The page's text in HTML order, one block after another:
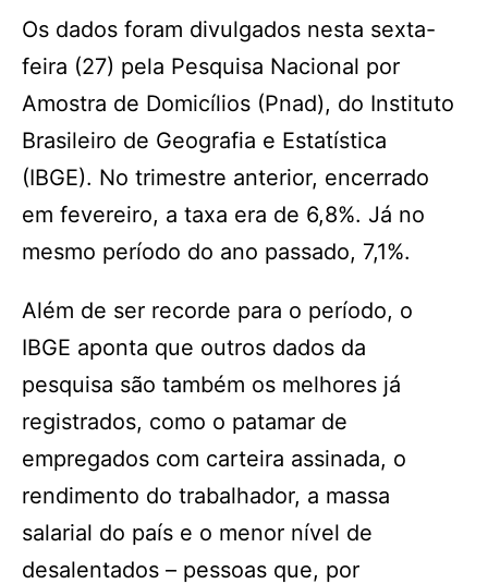
Os dados foram divulgados nesta sexta-
feira (27) pela Pesquisa Nacional por
Amostra de Domicílios (Pnad), do Instituto
Brasileiro de Geografia e Estatística
(IBGE). No trimestre anterior, encerrado
em fevereiro, a taxa era de 6,8%. Já no
mesmo período do ano passado, 7,1%.
Além de ser recorde para o período, o
IBGE aponta que outros dados da
pesquisa são também os melhores já
registrados, como o patamar de
empregados com carteira assinada, o
rendimento do trabalhador, a massa
salarial do país e o menor nível de
desalentados – pessoas que, por